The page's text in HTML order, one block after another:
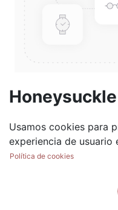
(0 reseña)
$28.99
Usamos cookies para
experiencia de usuario
Política de cookies